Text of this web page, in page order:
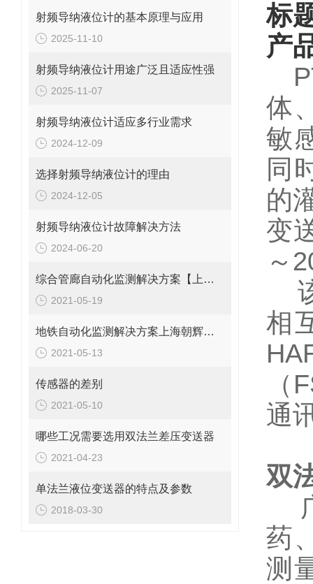
射频导纳液位计的基本原理与应用
2025-11-10
射频导纳液位计用途广泛且适应性强
2025-11-07
射频导纳液位计适应多行业需求
2024-12-09
选择射频导纳液位计的理由
2024-12-05
射频导纳液位计故障解决方法
2024-06-20
综合管廊自动化监测解决方案【上海朝辉静力水准仪】
2021-05-19
地铁自动化监测解决方案上海朝辉沉降传感器
2021-05-13
传感器的差别
2021-05-10
哪些工况需要选用双法兰差压变送器
2021-04-23
单法兰液位变送器的特点及参数
2018-03-30
标
产
体
敏
同
的
变
～
相
通
双
药
测